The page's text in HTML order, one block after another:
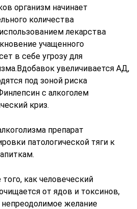
организм начинает
количества
лекарства
учащенного
в себе угрозу для
увеличивается АД,
под зоной риска
с алкоголем
криз.
препарат
патологической тяги к
как человеческий
от ядов и токсинов,
желание